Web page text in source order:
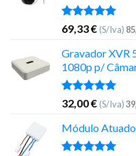
Avaliação
5.00
de 5
69,33€ (S/Iva)
Gravador XVR
1080p p/
Avaliação
5.00
de 5
32,00€ (S/Iva)
Módulo